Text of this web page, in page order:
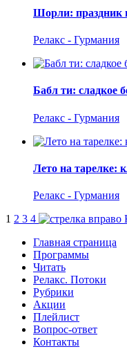
Шорли: праздник
Релакс - Гурмания
Бабл ти: сладкое
Релакс - Гурмания
Лето на тарелке:
Релакс - Гурмания
1 2 3 4
Главная страница
Программы
Читать
Релакс. Потоки
Рубрики
Акции
Плейлист
Вопрос-ответ
Контакты